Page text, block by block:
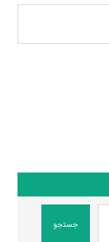
جستجو